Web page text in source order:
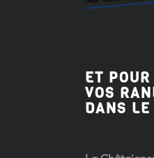
ET
VOS
DANS